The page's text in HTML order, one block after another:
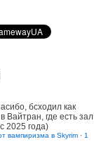
бсходил как
Вайтран, где есть зал
2025 года)
вампиризма в Skyrim · 1